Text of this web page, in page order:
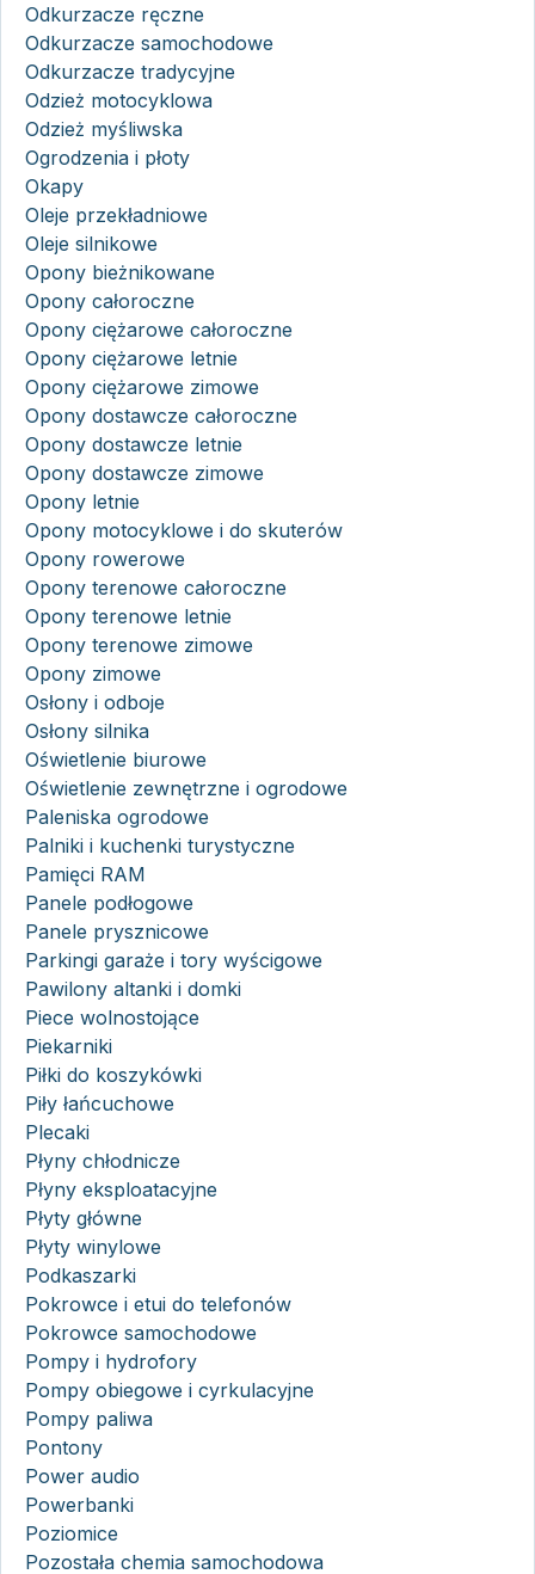
Odkurzacze ręczne
Odkurzacze samochodowe
Odkurzacze tradycyjne
Odzież motocyklowa
Odzież myśliwska
Ogrodzenia i płoty
Okapy
Oleje przekładniowe
Oleje silnikowe
Opony bieżnikowane
Opony całoroczne
Opony ciężarowe całoroczne
Opony ciężarowe letnie
Opony ciężarowe zimowe
Opony dostawcze całoroczne
Opony dostawcze letnie
Opony dostawcze zimowe
Opony letnie
Opony motocyklowe i do skuterów
Opony rowerowe
Opony terenowe całoroczne
Opony terenowe letnie
Opony terenowe zimowe
Opony zimowe
Osłony i odboje
Osłony silnika
Oświetlenie biurowe
Oświetlenie zewnętrzne i ogrodowe
Paleniska ogrodowe
Palniki i kuchenki turystyczne
Pamięci RAM
Panele podłogowe
Panele prysznicowe
Parkingi garaże i tory wyścigowe
Pawilony altanki i domki
Piece wolnostojące
Piekarniki
Piłki do koszykówki
Piły łańcuchowe
Plecaki
Płyny chłodnicze
Płyny eksploatacyjne
Płyty główne
Płyty winylowe
Podkaszarki
Pokrowce i etui do telefonów
Pokrowce samochodowe
Pompy i hydrofory
Pompy obiegowe i cyrkulacyjne
Pompy paliwa
Pontony
Power audio
Powerbanki
Poziomice
Pozostała chemia samochodowa